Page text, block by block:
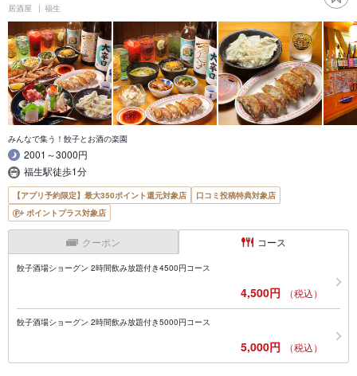
居酒屋 福生
みんなで集う！餃子とお酒の楽園
2001～3000円
福生駅徒歩1分
【アプリ予約限定】最大350ポイント還元対象店
口コミ投稿特典対象店
ポイントプラス対象店
クーポン コース
餃子酒場ショーグン 2時間飲み放題付き4500円コース
4,500円 （税込）
餃子酒場ショーグン 2時間飲み放題付き5000円コース
5,000円 （税込）